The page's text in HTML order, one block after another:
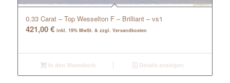
0.33 Carat – Top Wesselton F – Brilliant – vs1
421,00€ inkl. 19% MwSt. & zzgl. Versandkosten
In den Warenkorb Details anzeigen